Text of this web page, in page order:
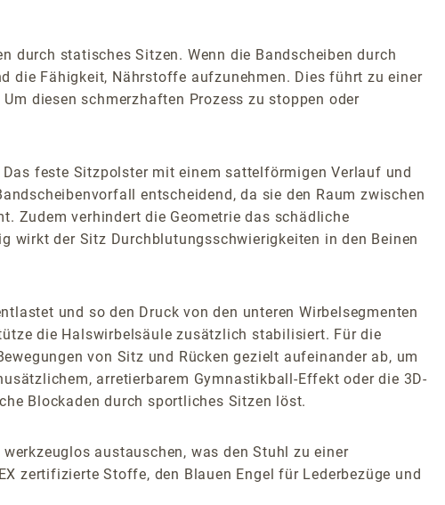
durch statisches Sitzen. Wenn die Bandscheiben durch
die Fähigkeit, Nährstoffe aufzunehmen. Dies führt zu einer
diesen schmerzhaften Prozess zu stoppen oder
feste Sitzpolster mit einem sattelförmigen Verlauf und
entscheidend, da sie den Raum zwischen
Zudem verhindert die Geometrie das schädliche
wirkt der Sitz Durchblutungsschwierigkeiten in den Beinen
und so den Druck von den unteren Wirbelsegmenten
die Halswirbelsäule zusätzlich stabilisiert. Für die
von Sitz und Rücken gezielt aufeinander ab, um
arretierbarem Gymnastikball-Effekt oder die 3D-
Blockaden durch sportliches Sitzen löst.
austauschen, was den Stuhl zu einer
zertifizierte Stoffe, den Blauen Engel für Lederbezüge und